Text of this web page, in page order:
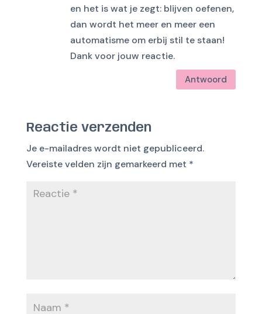
en het is wat je zegt: blijven oefenen,
dan wordt het meer en meer een
automatisme om erbij stil te staan!
Dank voor jouw reactie.
Antwoord
Reactie verzenden
Je e-mailadres wordt niet gepubliceerd.
Vereiste velden zijn gemarkeerd met *